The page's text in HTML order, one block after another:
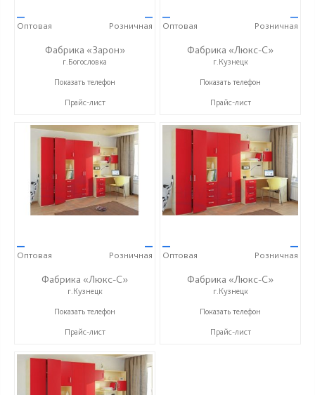
—
Оптовая
—
Розничная
Фабрика «Зарон»
г.Богословка
+7 (8412) 21-50-66
Показать телефон
Прайс-лист
—
Оптовая
—
Розничная
Фабрика «Люкс-С»
г.Кузнецк
+ 7 (999) 748-11-11
Показать телефон
Прайс-лист
—
Оптовая
—
Розничная
Фабрика «Люкс-С»
г.Кузнецк
+ 7 (999) 748-11-11
Показать телефон
Прайс-лист
—
Оптовая
—
Розничная
Фабрика «Люкс-С»
г.Кузнецк
+ 7 (999) 748-11-11
Показать телефон
Прайс-лист